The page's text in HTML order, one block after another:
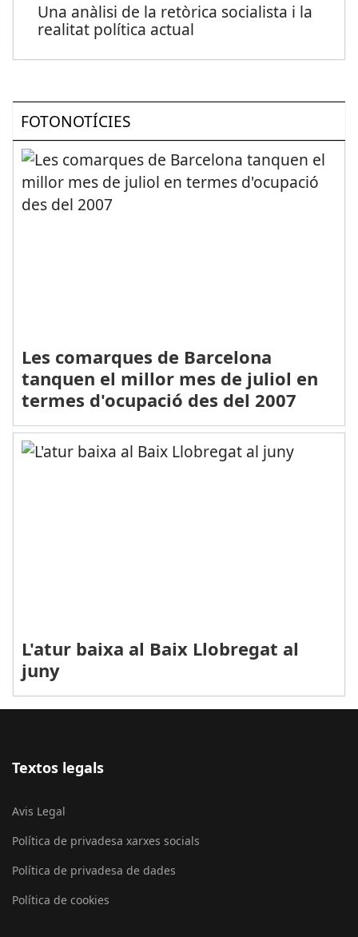
Una anàlisi de la retòrica socialista i la
realitat política actual
FOTONOTÍCIES
Les comarques de Barcelona
tanquen el millor mes de juliol en
termes d'ocupació des del 2007
L'atur baixa al Baix Llobregat al
juny
Textos legals
Avis Legal
Política de privadesa xarxes socials
Política de privadesa de dades
Política de cookies